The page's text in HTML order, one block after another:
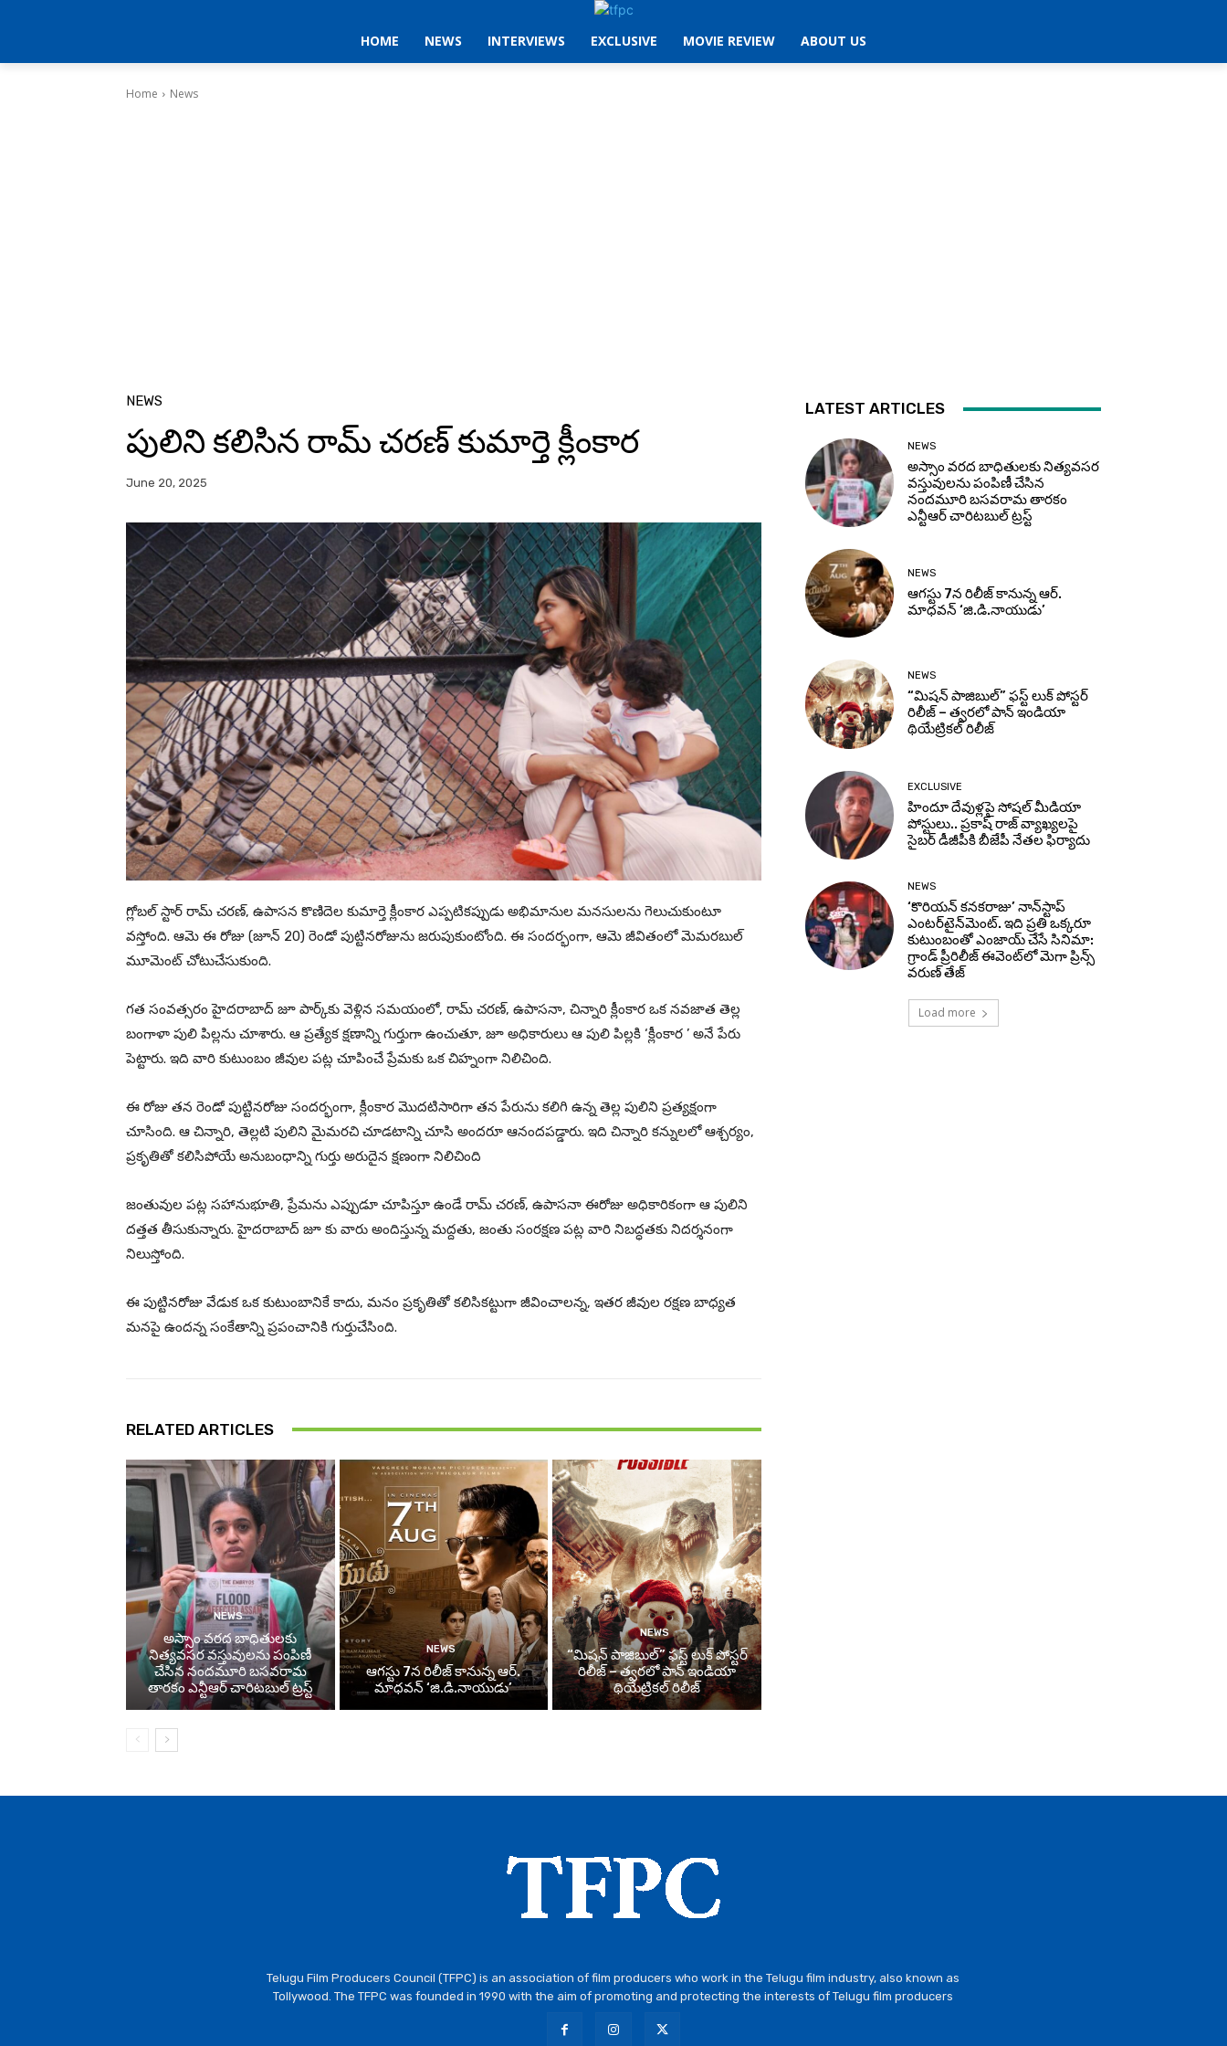
HOME NEWS INTERVIEWS EXCLUSIVE MOVIE REVIEW ABOUT US
Home News
NEWS
పులిని కలిసిన రామ్ చరణ్ కుమార్తె క్లీంకార
June 20, 2025
గ్లోబల్ స్టార్ రామ్ చరణ్, ఉపాసన కొణిదెల కుమార్తె క్లీంకార ఎప్పటికప్పుడు అభిమానుల మనసులను గెలుచుకుంటూ
వస్తోంది. ఆమె ఈ రోజు (జూన్ 20) రెండో పుట్టినరోజును జరుపుకుంటోంది. ఈ సందర్భంగా, ఆమె జీవితంలో మెమరబుల్
మూమెంట్ చోటుచేసుకుంది.
గత సంవత్సరం హైదరాబాద్ జూ పార్క్‌కు వెళ్లిన సమయంలో, రామ్ చరణ్, ఉపాసనా, చిన్నారి క్లీంకార ఒక నవజాత తెల్ల
బంగాళా పులి పిల్లను చూశారు. ఆ ప్రత్యేక క్షణాన్ని గుర్తుగా ఉంచుతూ, జూ అధికారులు ఆ పులి పిల్లకి ‘క్లీంకార ’ అనే పేరు
పెట్టారు. ఇది వారి కుటుంబం జీవుల పట్ల చూపించే ప్రేమకు ఒక చిహ్నంగా నిలిచింది.
ఈ రోజు తన రెండో పుట్టినరోజు సందర్భంగా, క్లీంకార మొదటిసారిగా తన పేరును కలిగి ఉన్న తెల్ల పులిని ప్రత్యక్షంగా
చూసింది. ఆ చిన్నారి, తెల్లటి పులిని మైమరచి చూడటాన్ని చూసి అందరూ ఆనందపడ్డారు. ఇది చిన్నారి కన్నులలో ఆశ్చర్యం,
ప్రకృతితో కలిసిపోయే అనుబంధాన్ని గుర్తు అరుదైన క్షణంగా నిలిచింది
జంతువుల పట్ల సహానుభూతి, ప్రేమను ఎప్పుడూ చూపిస్తూ ఉండే రామ్ చరణ్, ఉపాసనా ఈరోజు అధికారికంగా ఆ పులిని
దత్తత తీసుకున్నారు. హైదరాబాద్ జూ కు వారు అందిస్తున్న మద్దతు, జంతు సంరక్షణ పట్ల వారి నిబద్ధతకు నిదర్శనంగా
నిలుస్తోంది.
ఈ పుట్టినరోజు వేడుక ఒక కుటుంబానికే కాదు, మనం ప్రకృతితో కలిసికట్టుగా జీవించాలన్న, ఇతర జీవుల రక్షణ బాధ్యత
మనపై ఉందన్న సంకేతాన్ని ప్రపంచానికి గుర్తుచేసింది.
RELATED ARTICLES
NEWS
అస్సాం వరద బాధితులకు
నిత్యవసర వస్తువులను పంపిణీ
చేసిన నందమూరి బసవరామ
తారకం ఎన్టీఆర్ చారిటబుల్ ట్రస్ట్
NEWS
ఆగస్టు 7న రిలీజ్ కానున్న ఆర్‌.
మాధవన్‌ ‘జి.డి.నాయుడు’
NEWS
“మిషన్ పాజిబుల్” ఫస్ట్ లుక్ పోస్టర్
రిలీజ్ – త్వరలో పాన్ ఇండియా
థియేట్రికల్ రిలీజ్
LATEST ARTICLES
NEWS
అస్సాం వరద బాధితులకు నిత్యవసర
వస్తువులను పంపిణీ చేసిన
నందమూరి బసవరామ తారకం
ఎన్టీఆర్ చారిటబుల్ ట్రస్ట్
NEWS
ఆగస్టు 7న రిలీజ్ కానున్న ఆర్‌.
మాధవన్‌ ‘జి.డి.నాయుడు’
NEWS
“మిషన్ పాజిబుల్” ఫస్ట్ లుక్ పోస్టర్
రిలీజ్ – త్వరలో పాన్ ఇండియా
థియేట్రికల్ రిలీజ్
EXCLUSIVE
హిందూ దేవుళ్లపై సోషల్ మీడియా
పోస్టులు.. ప్రకాష్ రాజ్ వ్యాఖ్యలపై
సైబర్ డీజీపీకి బీజేపీ నేతల ఫిర్యాదు
NEWS
‘కొరియన్ కనకరాజు’ నాన్‌స్టాప్
ఎంటర్‌టైన్‌మెంట్. ఇది ప్రతి ఒక్కరూ
కుటుంబంతో ఎంజాయ్ చేసే సినిమా:
గ్రాండ్ ప్రీరిలీజ్ ఈవెంట్‌లో మెగా ప్రిన్స్
వరుణ్ తేజ్
Load more
Telugu Film Producers Council (TFPC) is an association of film producers who work in the Telugu film industry, also known as
Tollywood. The TFPC was founded in 1990 with the aim of promoting and protecting the interests of Telugu film producers